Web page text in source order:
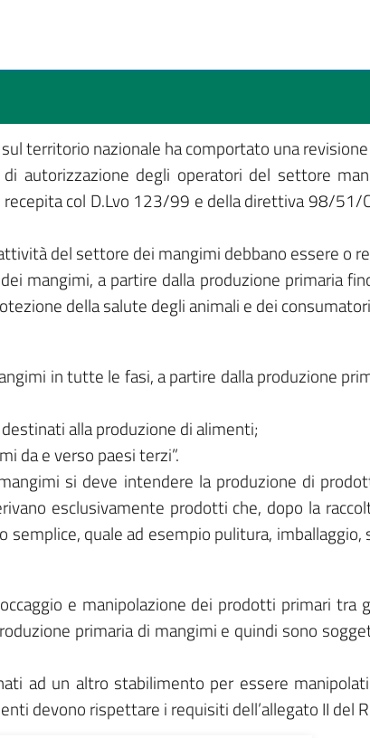
territorio nazionale ha comportato una
autorizzazione degli operatori del settore
col D.Lvo 123/99 e della direttiva 98/51/
del settore dei mangimi debbano essere o
mangimi, a partire dalla produzione primaria
della salute degli animali e dei consumatori
in tutte le fasi, a partire dalla produzione
alla produzione di alimenti;
da e verso paesi terzi”.
si deve intendere la produzione di
esclusivamente prodotti che, dopo la
quale ad esempio pulitura,
e manipolazione dei prodotti primari tra
primaria di mangimi e quindi sono
ad un altro stabilimento per essere
devono rispettare i requisiti dell’allegato II del